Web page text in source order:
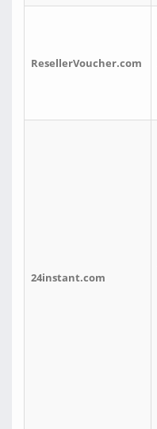
ResellerVoucher.com
24instant.com